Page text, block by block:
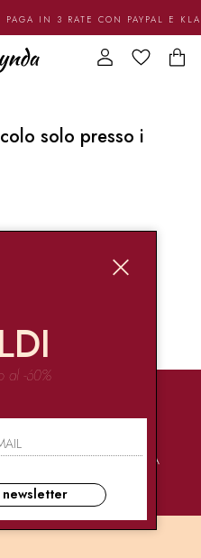
IN 3 RATE CON PAYPAL E
solo presso i
ASSISTENZA
al -60%